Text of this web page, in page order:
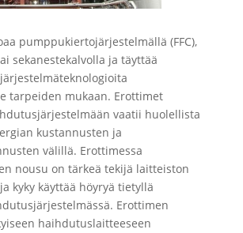
pumppukiertojärjestelmällä (FFC),
sekanestekalvolla ja täyttää
tarpeiden mukaan. Erottimet
vaatii huolellista
kustannusten ja
välillä. Erottimessa
nousu on tärkeä tekijä laitteiston
kyky käyttää höyryä tietyllä
Erottimen
haihdutuslaitteeseen